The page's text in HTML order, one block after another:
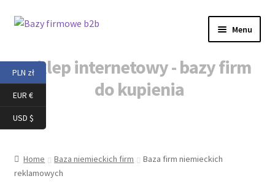
Przejdź
Przejdź
Sklep internetowy - bazy firm
do kupienia
Menu
Strona główna
Home Baza niemieckich firm
Baza firm niemieckich
reklamowych
PLN zł
EUR €
USD $